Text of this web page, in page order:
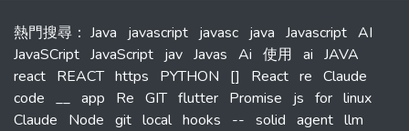
熱門搜尋 ： Java javascript javasc java Javascript AI
JavaSCript JavaScript jav Javas Ai 使用 ai JAVA
react REACT https PYTHON [] React re Claude
code __ app Re GIT flutter Promise js for linux
Claude
Node git local hooks -- solid agent llm